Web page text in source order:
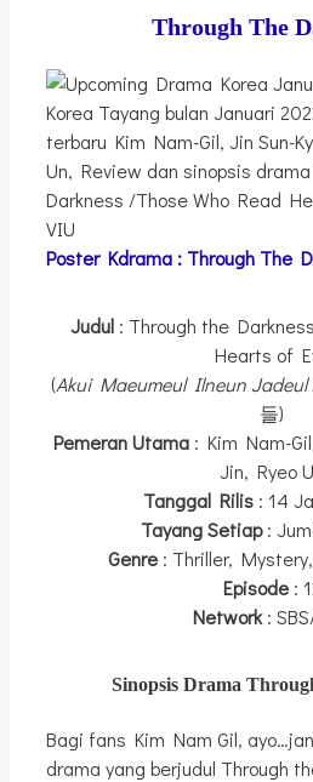
Through The
Poster Kdrama : Through The
Judul : Through the
Hearts of
(Akui Maeumeul Ilneun Jadeul
들)
Pemeran Utama : Kim Nam-
Jin, Ryeo
Tanggal Rilis : 14
Tayang Setiap:
Genre : Thriller,
Episode :
Network:
Sinopsis Drama
Bagi fans Kim Nam Gil,
drama yang berjudul Through